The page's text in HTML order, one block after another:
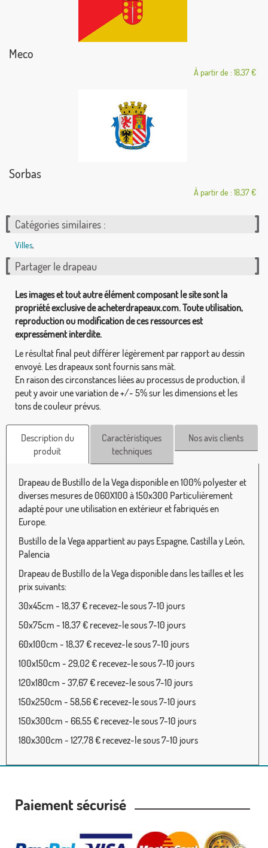
Meco
À partir de : 18,37 €
Sorbas
À partir de : 18,37 €
Catégories similaires :
Villes,
Partager le drapeau
Les images et tout autre élément composant le site sont la
propriété exclusive de acheterdrapeaux.com. Toute utilisation,
reproduction ou modification de ces ressources est
expressément interdite.
Le résultat final peut différer légèrement par rapport au dessin
envoyé. Les drapeaux sont fournis sans mât.
En raison des circonstances liées au processus de production, il
peut y avoir une variation de +/- 5% sur les dimensions et les
tons de couleur prévus.
Description du
produit
Caractéristiques
techniques
Nos avis clients
Drapeau de Bustillo de la Vega disponible en 100% polyester et
diverses mesures de 060X100 à 150x300 Particulièrement
adapté pour une utilisation en extérieur et fabriqués en
Europe.
Bustillo de la Vega appartient au pays Espagne, Castilla y León,
Palencia
Drapeau de Bustillo de la Vega disponible dans les tailles et les
prix suivants:
30x45cm - 18,37 € recevez-le sous 7-10 jours
50x75cm - 18,37 € recevez-le sous 7-10 jours
60x100cm - 18,37 € recevez-le sous 7-10 jours
100x150cm - 29,02 € recevez-le sous 7-10 jours
120x180cm - 37,67 € recevez-le sous 7-10 jours
150x250cm - 58,56 € recevez-le sous 7-10 jours
150x300cm - 66,55 € recevez-le sous 7-10 jours
180x300cm - 127,78 € recevez-le sous 7-10 jours
Paiement sécurisé